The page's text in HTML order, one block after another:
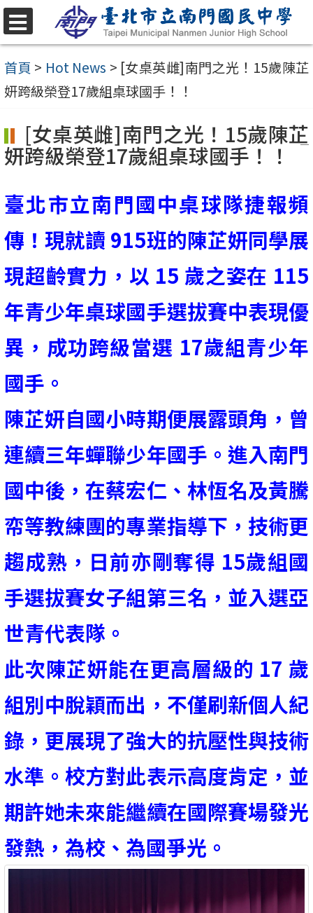
跳
至
主
要
容
區
選
單
首頁 > Hot News > [女桌英雌]南門之光！15歲陳芷
妍跨級榮登17歲組桌球國手！！
[女桌英雌]南門之光！15歲陳芷
妍跨級榮登17歲組桌球國手！！
臺北市立南門國中桌球隊捷報頻
傳！現就讀 915班的陳芷妍同學展
現超齡實力，以 15 歲之姿在 115
年青少年桌球國手選拔賽中表現優
異，成功跨級當選 17歲組青少年
國手。
陳芷妍自國小時期便展露頭角，曾
連續三年蟬聯少年國手。進入南門
國中後，在蔡宏仁、林恆名及黃騰
帟等教練團的專業指導下，技術更
趨成熟，日前亦剛奪得 15歲組國
手選拔賽女子組第三名，並入選亞
世青代表隊。
此次陳芷妍能在更高層級的 17 歲
組別中脫穎而出，不僅刷新個人紀
錄，更展現了強大的抗壓性與技術
水準。校方對此表示高度肯定，並
期許她未來能繼續在國際賽場發光
發熱，為校、為國爭光。